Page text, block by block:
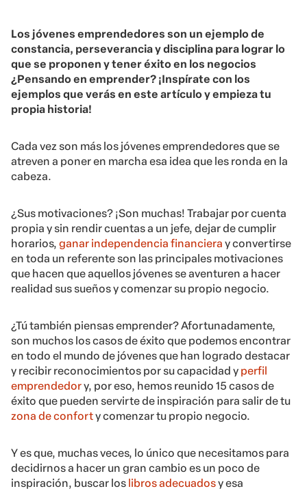
Los jóvenes emprendedores son un ejemplo de
constancia, perseverancia y disciplina para lograr lo
que se proponen y tener éxito en los negocios
¿Pensando en emprender? ¡Inspírate con los
ejemplos que verás en este artículo y empieza tu
propia historia!
Cada vez son más los jóvenes emprendedores que se
atreven a poner en marcha esa idea que les ronda en la
cabeza.
¿Sus motivaciones? ¡Son muchas! Trabajar por cuenta
propia y sin rendir cuentas a un jefe, dejar de cumplir
horarios, ganar independencia financiera y convertirse
en toda un referente son las principales motivaciones
que hacen que aquellos jóvenes se aventuren a hacer
realidad sus sueños y comenzar su propio negocio.
¿Tú también piensas emprender? Afortunadamente,
son muchos los casos de éxito que podemos encontrar
en todo el mundo de jóvenes que han logrado destacar
y recibir reconocimientos por su capacidad y perfil
emprendedory, por eso, hemos reunido 15 casos de
éxito que pueden servirte de inspiración para salir de tu
zona de conforty comenzar tu propio negocio.
Y es que, muchas veces, lo único que necesitamos para
decidirnos a hacer un gran cambio es un poco de
inspiración, buscar los libros adecuadosy esa